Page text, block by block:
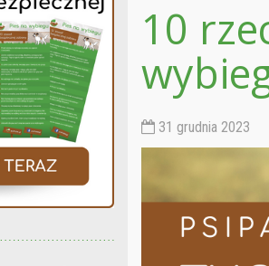
10
31 grudnia 2023